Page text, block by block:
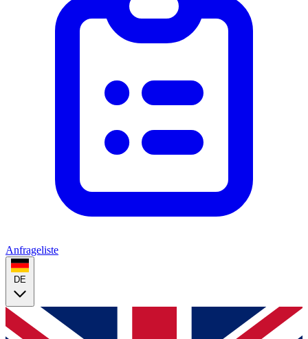
Anfrageliste